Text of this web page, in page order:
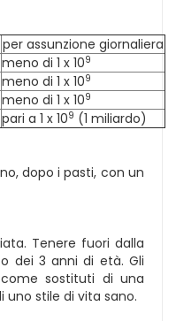
per assunzione giornaliera
meno di 1 x 109
meno di 1 x 109
meno di 1 x 109
pari a 1 x 109 (1 miliardo)
dopo i pasti, con un
Tenere fuori dalla
dei 3 anni di età. Gli
sostituti di una
stile di vita sano.